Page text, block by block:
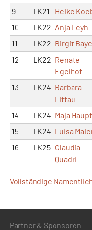
9
LK21 Heike
10
LK22 Anja Leyh
11
LK22 Birgit
12
LK22 Renate
Egelhof
13 LK24 Barbara
Littau
14 LK24 Maja Haupt
15
LK24 Luisa
16
LK25 Claudia
Quadri
Vollständige
Partner & Sponsoren